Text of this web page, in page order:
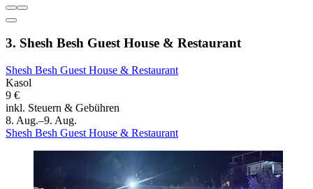
3. Shesh Besh Guest House & Restaurant
Shesh Besh Guest House & Restaurant
Kasol
9 €
inkl. Steuern & Gebühren
8. Aug.–9. Aug.
Shesh Besh Guest House & Restaurant